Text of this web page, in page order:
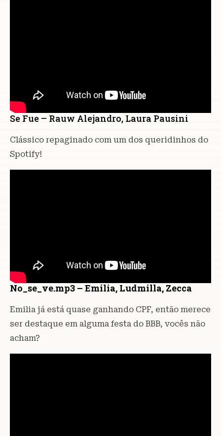
Se Fue – Rauw Alejandro, Laura Pausini
Clássico repaginado com um dos queridinhos do
Spotify!
No_se_ve.mp3 – Emilia, Ludmilla, Zecca
Emilia já está quase ganhando CPF, então merece
ser destaque em alguma festa do BBB, vocês não
acham?